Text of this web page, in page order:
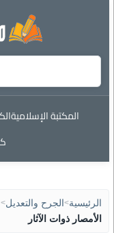
المكتبة الإسلامية
الرئيسية> الجرح والتعديل>
الأمصار ذوات الآثار